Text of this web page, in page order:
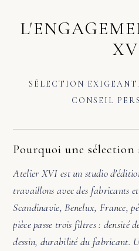
SÉLECTION
CONSEIL
Pourquoi une sélection
Atelier XVI est un studio
travaillons avec des fabricants
Scandinavie, Benelux, France,
pièce passe trois filtres : densité
dessin, durabilité du fabricant.